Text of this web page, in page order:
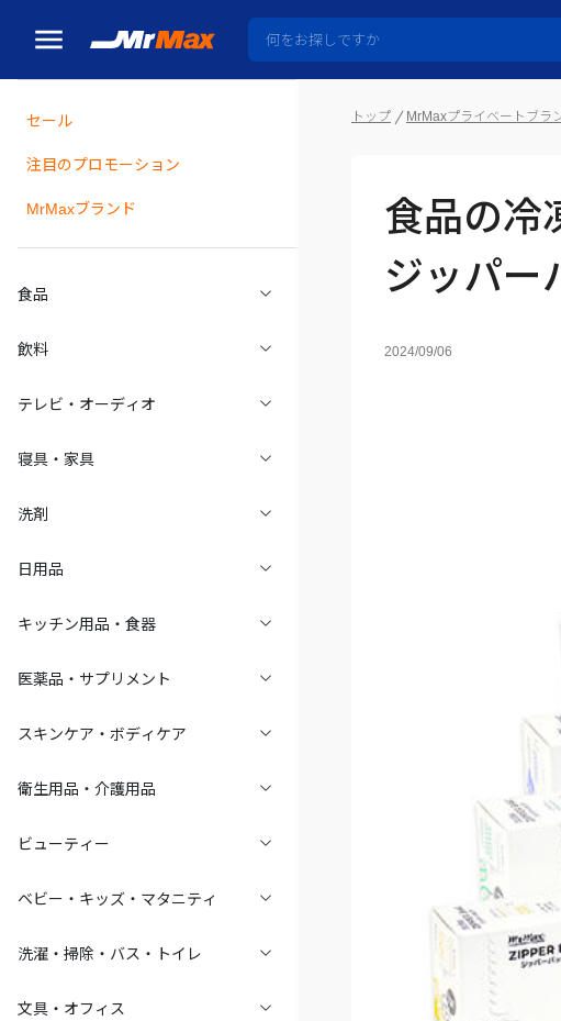
セール
注目のプロモーション
MrMaxブランド
食品
飲料
テレビ・オーディオ
寝具・家具
洗剤
日用品
キッチン用品・食器
医薬品・サプリメント
スキンケア・ボディケア
衛生用品・介護用品
ビューティー
ベビー・キッズ・マタニティ
洗濯・掃除・バス・トイレ
文具・オフィス
トップ MrMaxプライベートブラ
食品の冷
ジッパー
2024/09/06